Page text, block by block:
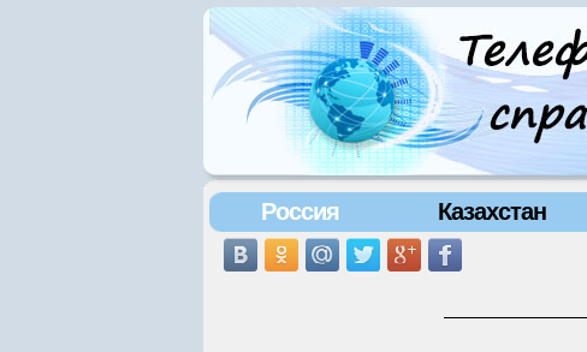
Россия Казахстан